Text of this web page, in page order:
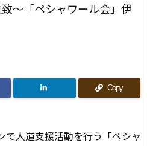
～「ペシャワール会」伊
Copy
で人道支援活動を行う「ペシャ